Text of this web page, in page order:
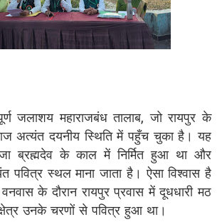
जलाशय महाराजबंध तालाब, जो रायपुर के
अत्यंत दयनीय स्थिति में पहुँच चुका है। यह
ब्रह्मदेव के काल में निर्मित हुआ था और
पवित्र स्थल माना जाता है। ऐसा विश्वास है
के दौरान रायपुर प्रवास में दूधधारी मठ
उनके चरणों से पवित्र हुआ था।